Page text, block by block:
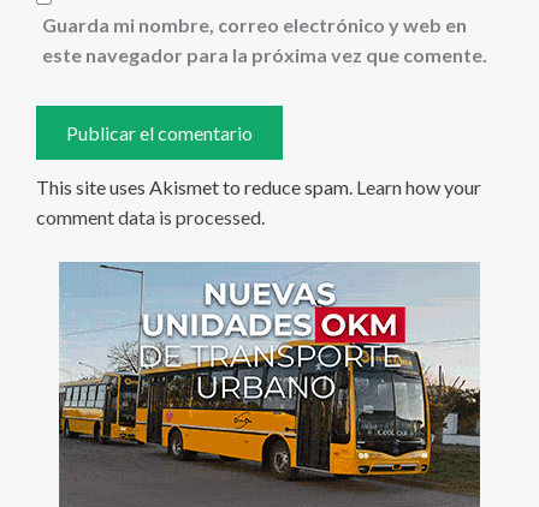
Guarda mi nombre, correo electrónico y web en
este navegador para la próxima vez que comente.
This site uses Akismet to reduce spam. Learn how your
comment data is processed.